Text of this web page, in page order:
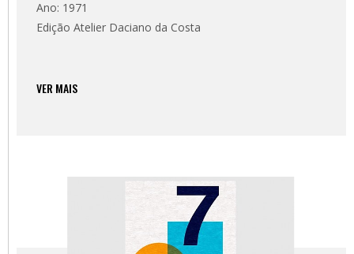
Ano: 1971
Edição Atelier Daciano da Costa
VER MAIS